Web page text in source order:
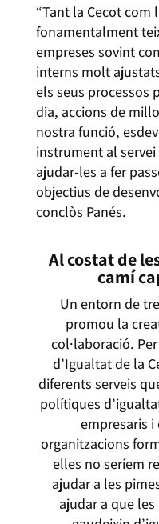
“Tant la Cecot com
fonamentalment
empreses sovint
interns molt
els seus processos
dia, accions de
nostra funció,
instrument al servei
ajudar-les a fer
objectius de
conclòs Panés.
Al costat de
camí
Un entorn de
promou la
col·laboració.
d’Igualtat de la
diferents serveis
polítiques
empresaris
organitzacions
elles no seríem
ajudar a les
ajudar a que